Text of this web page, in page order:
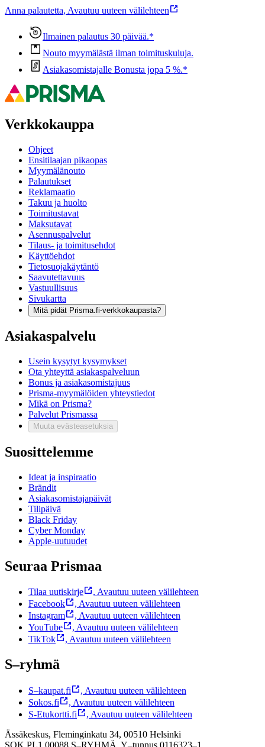
Anna palautetta, Avautuu uuteen välilehteen
Ilmainen palautus 30 päivää.*
Nouto myymälästä ilman toimituskuluja.
Asiakasomistajalle Bonusta jopa 5 %.*
Verkkokauppa
Ohjeet
Ensitilaajan pikaopas
Myymälänouto
Palautukset
Reklamaatio
Takuu ja huolto
Toimitustavat
Maksutavat
Asennuspalvelut
Tilaus- ja toimitusehdot
Käyttöehdot
Tietosuojakäytäntö
Saavutettavuus
Vastuullisuus
Sivukartta
Mitä pidät Prisma.fi-verkkokaupasta?
Asiakaspalvelu
Usein kysytyt kysymykset
Ota yhteyttä asiakaspalveluun
Bonus ja asiakasomistajuus
Prisma-myymälöiden yhteystiedot
Mikä on Prisma?
Palvelut Prismassa
Muuta evästeasetuksia
Suosittelemme
Ideat ja inspiraatio
Brändit
Asiakasomistajapäivät
Tilipäivä
Black Friday
Cyber Monday
Apple-uutuudet
Seuraa Prismaa
Tilaa uutiskirje , Avautuu uuteen välilehteen
Facebook
, Avautuu uuteen välilehteen
Instagram
, Avautuu uuteen välilehteen
YouTube
, Avautuu uuteen välilehteen
TikTok
, Avautuu uuteen välilehteen
S–ryhmä
S–kaupat.fi , Avautuu uuteen välilehteen
Sokos.fi
, Avautuu uuteen välilehteen
S-Etukortti.fi
, Avautuu uuteen välilehteen
Ässäkeskus, Fleminginkatu 34, 00510 Helsinki